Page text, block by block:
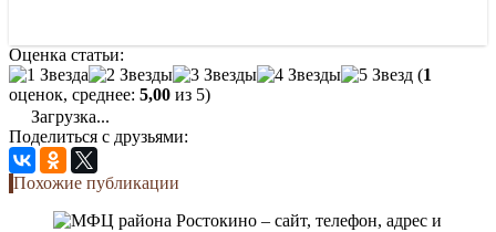
Оценка статьи:
(1
оценок, среднее: 5,00 из 5)
Загрузка...
Поделиться с друзьями:
Похожие публикации